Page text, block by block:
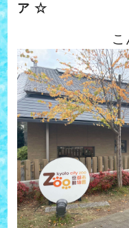
ア ☆
こ